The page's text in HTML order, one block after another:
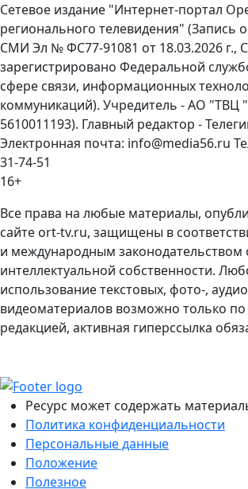
Сетевое издание "Интернет-портал
регионального телевидения" (Запись
СМИ Эл № ФС77-91081 от 18.03.2026 г.,
зарегистрировано Федеральной
сфере связи, информационных
коммуникаций). Учредитель - АО
5610011193). Главный редактор -
Электронная почта: info@media56.ru
31-74-51
16+
Все права на любые материалы,
сайте ort-tv.ru, защищены в
и международным законодательством
интеллектуальной собственности.
использование текстовых, фото-,
видеоматериалов возможно только по
редакцией, активная гиперссылка
Ресурс может содержать
Политика конфиденциальности
Персональные данные
Положение
Полезное